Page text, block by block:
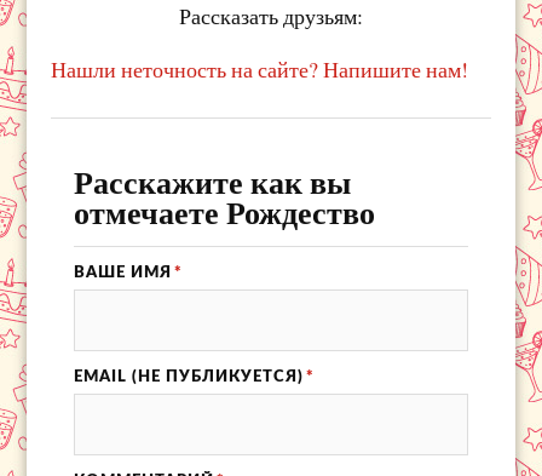
Рассказать друзьям:
Нашли неточность на сайте? Напишите нам!
Расскажите как вы
отмечаете Рождество
ВАШЕ ИМЯ *
EMAIL (НЕ ПУБЛИКУЕТСЯ) *